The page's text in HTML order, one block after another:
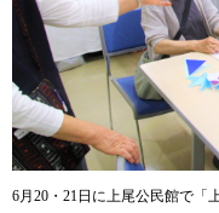
6月20・21日に上尾公民館で「